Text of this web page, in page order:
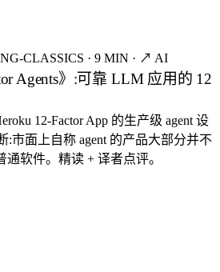
CLASSICS · 9 MIN · ↗ AI
Agents》:可靠 LLM 应用的 12
12-Factor App 的生产级 agent 设
:市面上自称 agent 的产品大部分并不
软件。精读 + 译者点评。